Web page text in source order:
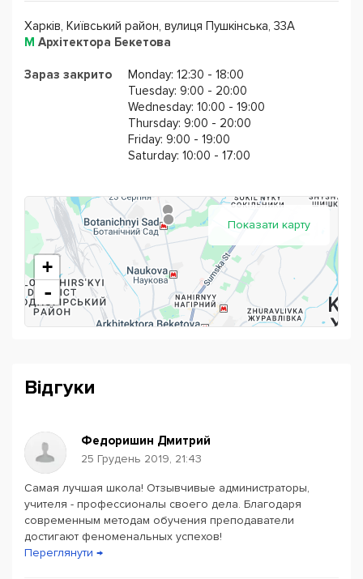
постійному пошуку нових ідей і вдосконалення себе як
фахівців.
Ми раді бачити Вас в нашій мовній школі!
Харків, Київський район, вулиця Пушкінська, 33А
М Архітектора Бекетова
Зараз закрито
Monday: 12:30 - 18:00
Tuesday: 9:00 - 20:00
Wednesday: 10:00 - 19:00
Thursday: 9:00 - 20:00
Friday: 9:00 - 19:00
Saturday: 10:00 - 17:00
Показати карту
+
-
Powered byLeaflet— © Google 2026
Відгуки
Федоришин Дмитрий
25 Грудень 2019, 21:43
Самая лучшая школа! Отзывчивые администраторы,
учителя - профессионалы своего дела. Благодаря
современным методам обучения преподаватели
достигают феноменальных успехов!
Переглянути →